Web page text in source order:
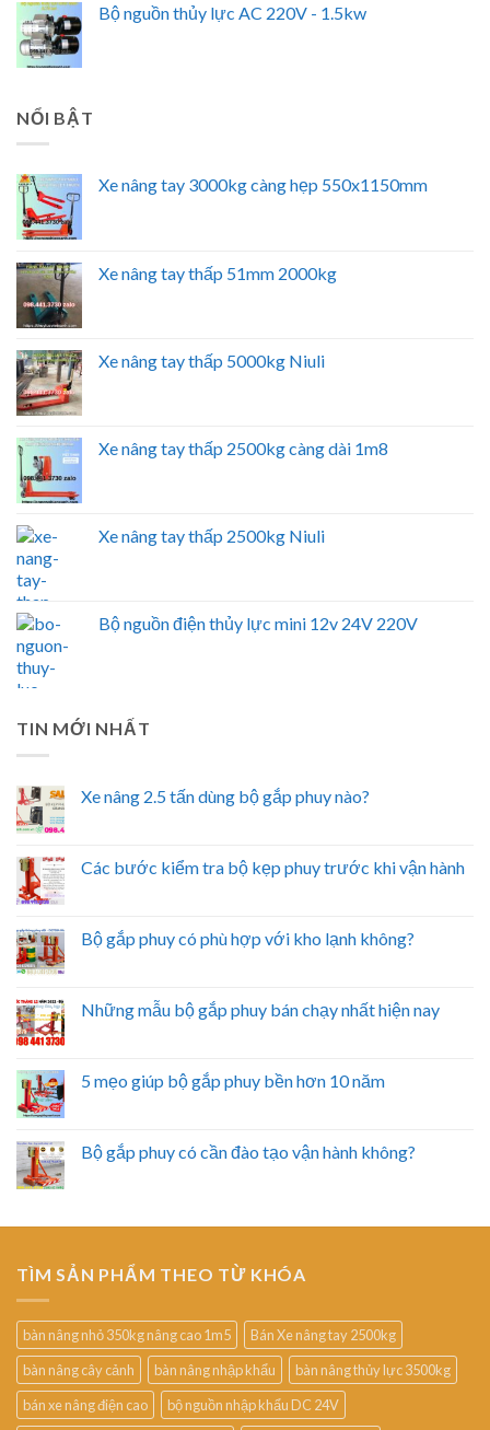
Bộ nguồn thủy lực AC 220V - 1.5kw
NỔI BẬT
Xe nâng tay 3000kg càng hẹp 550x1150mm
Xe nâng tay thấp 51mm 2000kg
Xe nâng tay thấp 5000kg Niuli
Xe nâng tay thấp 2500kg càng dài 1m8
Xe nâng tay thấp 2500kg Niuli
Bộ nguồn điện thủy lực mini 12v 24V 220V
TIN MỚI NHẤT
Xe nâng 2.5 tấn dùng bộ gắp phuy nào?
Các bước kiểm tra bộ kẹp phuy trước khi vận hành
Bộ gắp phuy có phù hợp với kho lạnh không?
Những mẫu bộ gắp phuy bán chạy nhất hiện nay
5 mẹo giúp bộ gắp phuy bền hơn 10 năm
Bộ gắp phuy có cần đào tạo vận hành không?
TÌM SẢN PHẨM THEO TỪ KHÓA
bàn nâng nhỏ 350kg nâng cao 1m5
Bán Xe nâng tay 2500kg
bàn nâng cây cảnh
bàn nâng nhập khẩu
bàn nâng thủy lực 3500kg
bán xe nâng điện cao
bộ nguồn nhập khẩu DC 24V